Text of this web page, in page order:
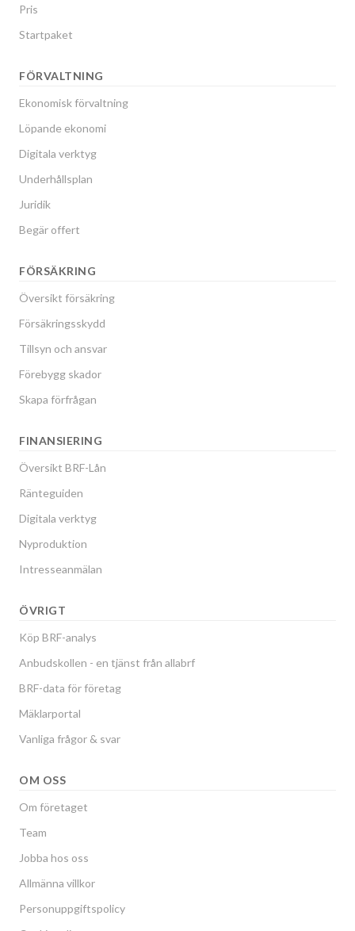
Pris
Startpaket
FÖRVALTNING
Ekonomisk förvaltning
Löpande ekonomi
Digitala verktyg
Underhållsplan
Juridik
Begär offert
FÖRSÄKRING
Översikt försäkring
Försäkringsskydd
Tillsyn och ansvar
Förebygg skador
Skapa förfrågan
FINANSIERING
Översikt BRF-Lån
Ränteguiden
Digitala verktyg
Nyproduktion
Intresseanmälan
ÖVRIGT
Köp BRF-analys
Anbudskollen - en tjänst från allabrf
BRF-data för företag
Mäklarportal
Vanliga frågor & svar
OM OSS
Om företaget
Team
Jobba hos oss
Allmänna villkor
Personuppgiftspolicy